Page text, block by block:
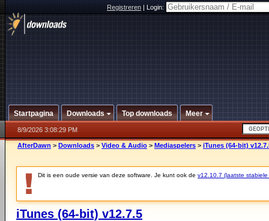
Registreren|Login:
Startpagina Downloads Top downloads Meer
8/9/2026 3:08:29 PM
AfterDawn > Downloads > Video & Audio > Mediaspelers > iTunes (64-bit)
Dit is een oude versie van deze software. Je kunt ook de v12.10.7 (laatste stabiele
iTunes (64-bit) v12.7.5